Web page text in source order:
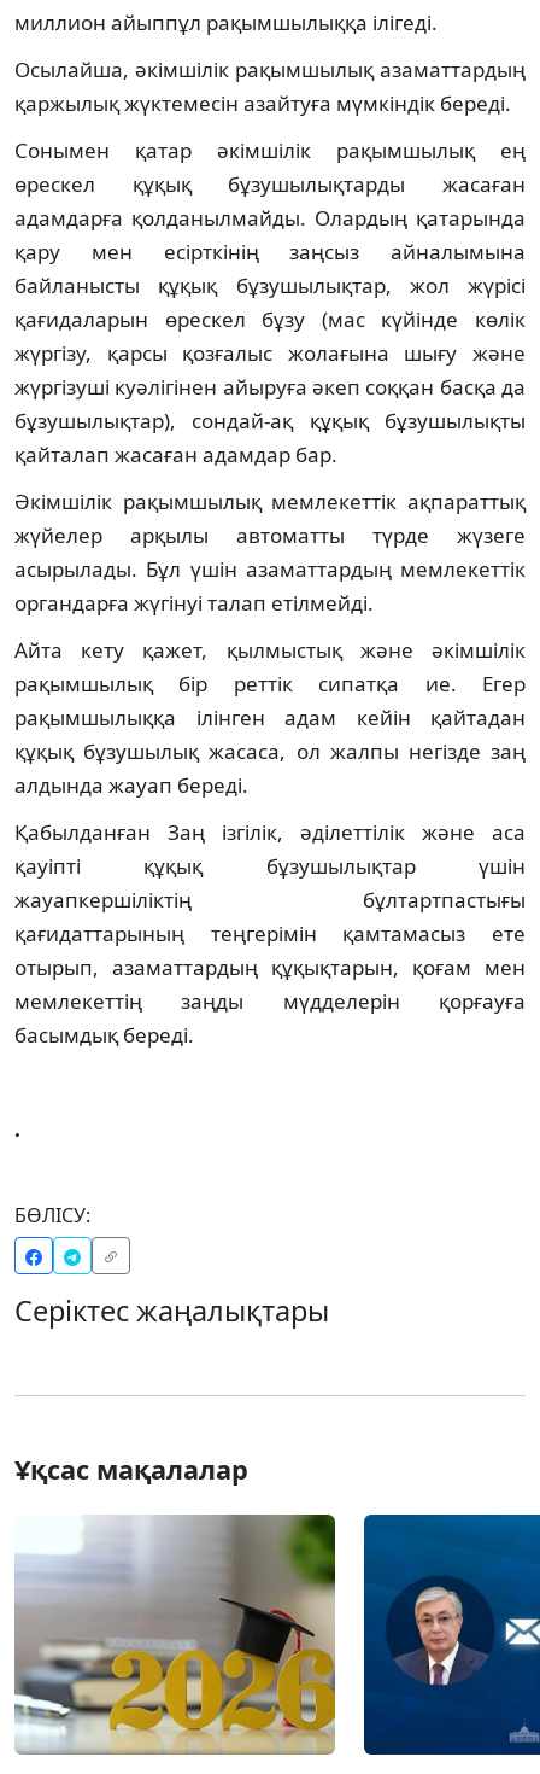
миллион айыппұл рақымшылыққа ілігеді.
Осылайша, әкімшілік рақымшылық азаматтардың
қаржылық жүктемесін азайтуға мүмкіндік береді.
Сонымен қатар әкімшілік рақымшылық ең
өрескел құқық бұзушылықтарды жасаған
адамдарға қолданылмайды. Олардың қатарында
қару мен есірткінің заңсыз айналымына
байланысты құқық бұзушылықтар, жол жүрісі
қағидаларын өрескел бұзу (мас күйінде көлік
жүргізу, қарсы қозғалыс жолағына шығу және
жүргізуші куәлігінен айыруға әкеп соққан басқа да
бұзушылықтар), сондай-ақ құқық бұзушылықты
қайталап жасаған адамдар бар.
Әкімшілік рақымшылық мемлекеттік ақпараттық
жүйелер арқылы автоматты түрде жүзеге
асырылады. Бұл үшін азаматтардың мемлекеттік
органдарға жүгінуі талап етілмейді.
Айта кету қажет, қылмыстық және әкімшілік
рақымшылық бір реттік сипатқа ие. Егер
рақымшылыққа ілінген адам кейін қайтадан
құқық бұзушылық жасаса, ол жалпы негізде заң
алдында жауап береді.
Қабылданған Заң ізгілік, әділеттілік және аса
қауіпті құқық бұзушылықтар үшін
жауапкершіліктің бұлтартпастығы
қағидаттарының теңгерімін қамтамасыз ете
отырып, азаматтардың құқықтарын, қоғам мен
мемлекеттің заңды мүдделерін қорғауға
басымдық береді.
.
БӨЛІСУ:
Серіктес жаңалықтары
Ұқсас мақалалар